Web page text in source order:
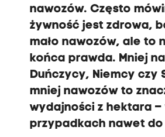
nawozów. Często
żywność jest zdrowa,
mało nawozów, ale to
końca prawda. Mniej
Duńczycy, Niemcy czy
mniej nawozów to
wydajności z hektara –
przypadkach nawet